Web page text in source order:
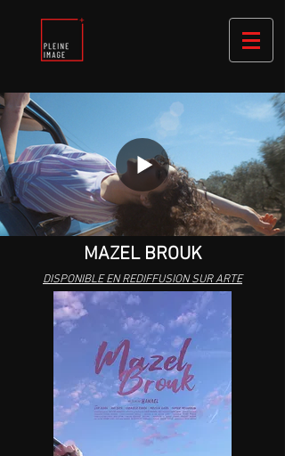
MAZEL BROUK
DISPONIBLE EN REDIFFUSION SUR ARTE